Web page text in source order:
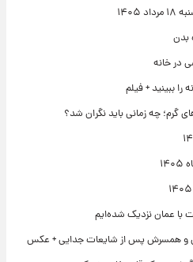
در خانه
ببینید + فیلم
گرم؛ چه زمانی باید نگران شد؟
با عمان نزدیک شده‌ایم
و همسرش پس از شایعات جدایی + عکس